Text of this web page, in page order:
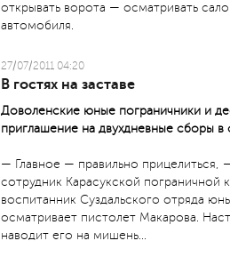
открывать ворота — осматривать
автомобиля.
27/07/2011 04:20
В гостях на заставе
Доволенские юные пограничники и
приглашение на двухдневные сборы в
— Главное — правильно прицелиться,
сотрудник Карасукской
воспитанник Суздальского отряда
осматривает пистолет Макарова.
наводит его на мишень…